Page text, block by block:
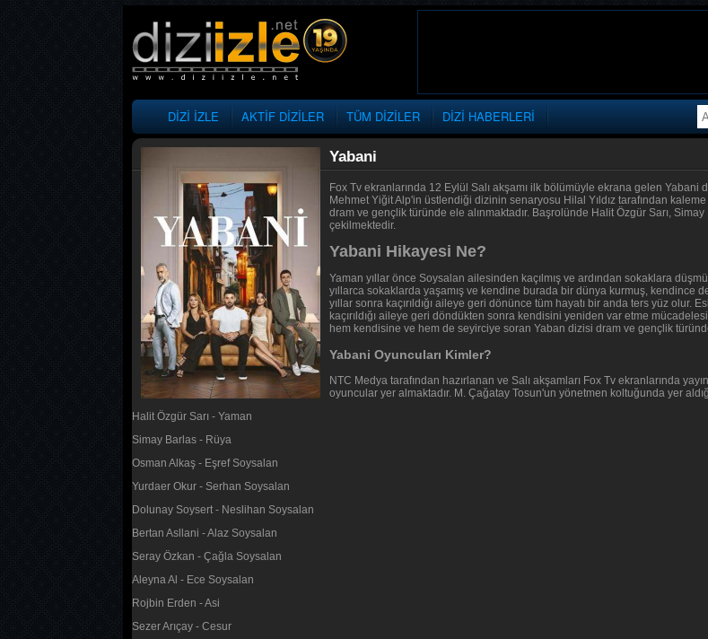
DİZİ İZLE AKTİF DİZİLER TÜM DİZİLER DİZİ HABERLERİ
Yabani
Fox Tv ekranlarında 12 Eylül Salı akşamı ilk bölümüyle ekrana gelen Yabani
Mehmet Yiğit Alp'in üstlendiği dizinin senaryosu Hilal Yıldız tarafından
dram ve gençlik türünde ele alınmaktadır. Başrolünde Halit Özgür Sarı,
çekilmektedir.
Yabani Hikayesi Ne?
Yaman yıllar önce Soysalan ailesinden kaçılmış ve ardından sokaklara
yıllarca sokaklarda yaşamış ve kendine burada bir dünya kurmuş,
yıllar sonra kaçırıldığı aileye geri dönünce tüm hayatı bir anda ters yüz olur.
kaçırıldığı aileye geri döndükten sonra kendisini yeniden var etme
hem kendisine ve hem de seyirciye soran Yaban dizisi dram ve gençlik
Yabani Oyuncuları Kimler?
NTC Medya tarafından hazırlanan ve Salı akşamları Fox Tv ekranlarında
oyuncular yer almaktadır. M. Çağatay Tosun'un yönetmen koltuğunda yer
Halit Özgür Sarı - Yaman
Simay Barlas - Rüya
Osman Alkaş - Eşref Soysalan
Yurdaer Okur - Serhan Soysalan
Dolunay Soysert - Neslihan Soysalan
Bertan Asllani - Alaz Soysalan
Seray Özkan - Çağla Soysalan
Aleyna Al - Ece Soysalan
Rojbin Erden - Asi
Sezer Arıçay - Cesur